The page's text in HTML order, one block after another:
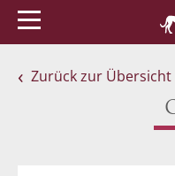
Zurück zur Übersicht